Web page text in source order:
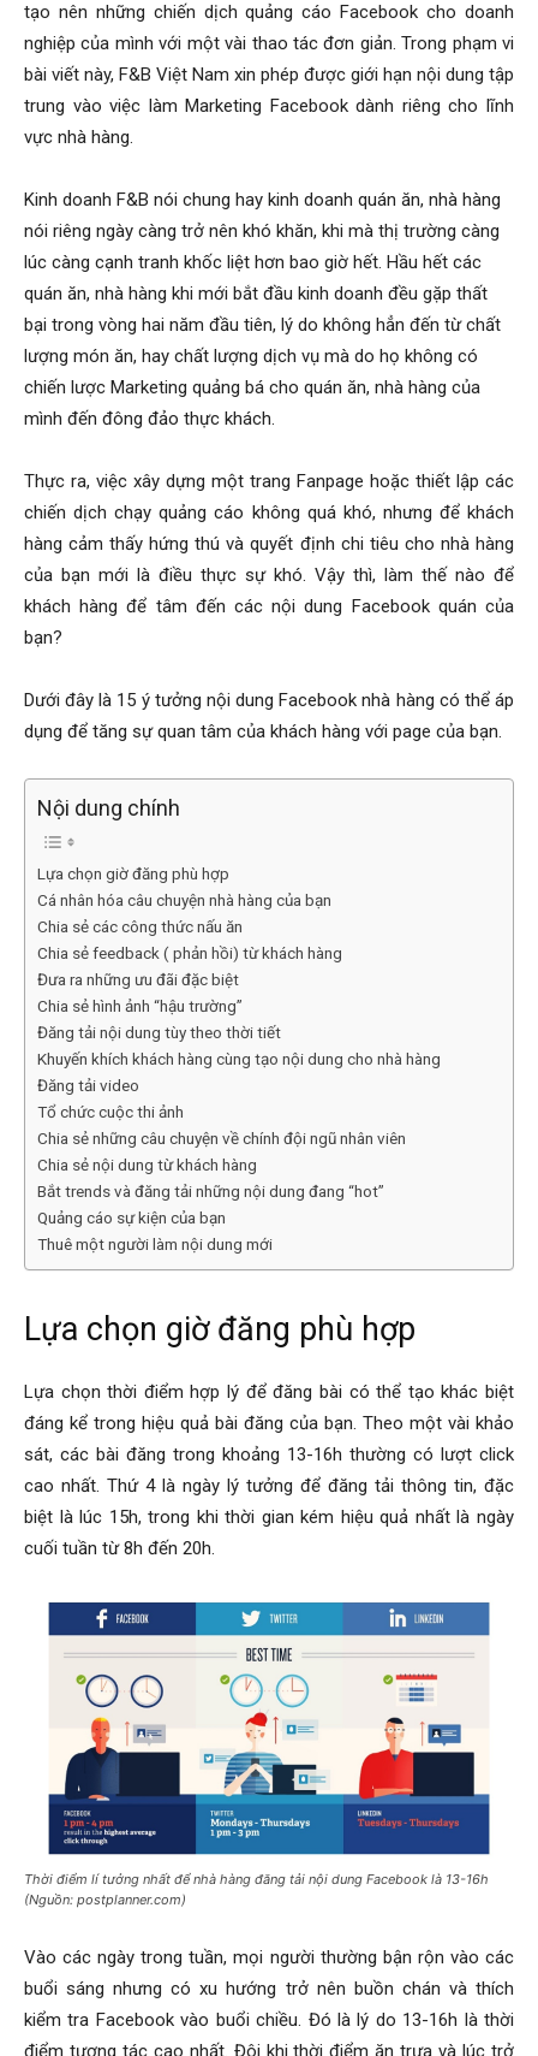
tạo nên những chiến dịch quảng cáo Facebook cho doanh
nghiệp của mình với một vài thao tác đơn giản. Trong phạm vi
bài viết này, F&B Việt Nam xin phép được giới hạn nội dung tập
trung vào việc làm Marketing Facebook dành riêng cho lĩnh
vực nhà hàng.
Kinh doanh F&B nói chung hay kinh doanh quán ăn, nhà hàng
nói riêng ngày càng trở nên khó khăn, khi mà thị trường càng
lúc càng cạnh tranh khốc liệt hơn bao giờ hết. Hầu hết các
quán ăn, nhà hàng khi mới bắt đầu kinh doanh đều gặp thất
bại trong vòng hai năm đầu tiên, lý do không hẳn đến từ chất
lượng món ăn, hay chất lượng dịch vụ mà do họ không có
chiến lược Marketing quảng bá cho quán ăn, nhà hàng của
mình đến đông đảo thực khách.
Thực ra, việc xây dựng một trang Fanpage hoặc thiết lập các
chiến dịch chạy quảng cáo không quá khó, nhưng để khách
hàng cảm thấy hứng thú và quyết định chi tiêu cho nhà hàng
của bạn mới là điều thực sự khó. Vậy thì, làm thế nào để
khách hàng để tâm đến các nội dung Facebook quán của
bạn?
Dưới đây là 15 ý tưởng nội dung Facebook nhà hàng có thể áp
dụng để tăng sự quan tâm của khách hàng với page của bạn.
Nội dung chính
Lựa chọn giờ đăng phù hợp
Cá nhân hóa câu chuyện nhà hàng của bạn
Chia sẻ các công thức nấu ăn
Chia sẻ feedback ( phản hồi) từ khách hàng
Đưa ra những ưu đãi đặc biệt
Chia sẻ hình ảnh “hậu trường”
Đăng tải nội dung tùy theo thời tiết
Khuyến khích khách hàng cùng tạo nội dung cho nhà hàng
Đăng tải video
Tổ chức cuộc thi ảnh
Chia sẻ những câu chuyện về chính đội ngũ nhân viên
Chia sẻ nội dung từ khách hàng
Bắt trends và đăng tải những nội dung đang “hot”
Quảng cáo sự kiện của bạn
Thuê một người làm nội dung mới
Lựa chọn giờ đăng phù hợp
Lựa chọn thời điểm hợp lý để đăng bài có thể tạo khác biệt
đáng kể trong hiệu quả bài đăng của bạn. Theo một vài khảo
sát, các bài đăng trong khoảng 13-16h thường có lượt click
cao nhất. Thứ 4 là ngày lý tưởng để đăng tải thông tin, đặc
biệt là lúc 15h, trong khi thời gian kém hiệu quả nhất là ngày
cuối tuần từ 8h đến 20h.
Thời điểm lí tưởng nhất để nhà hàng đăng tải nội dung Facebook là 13-16h
(Nguồn: postplanner.com)
Vào các ngày trong tuần, mọi người thường bận rộn vào các
buổi sáng nhưng có xu hướng trở nên buồn chán và thích
kiểm tra Facebook vào buổi chiều. Đó là lý do 13-16h là thời
điểm tương tác cao nhất. Đôi khi thời điểm ăn trưa và lúc trở